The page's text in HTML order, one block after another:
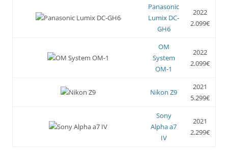
Panasonic
Lumix DC-
GH6
2022
2.099€
OM
System
OM-1
2022
2.099€
Nikon Z9
2021
5.299€
Sony
Alpha a7
IV
2021
2.299€